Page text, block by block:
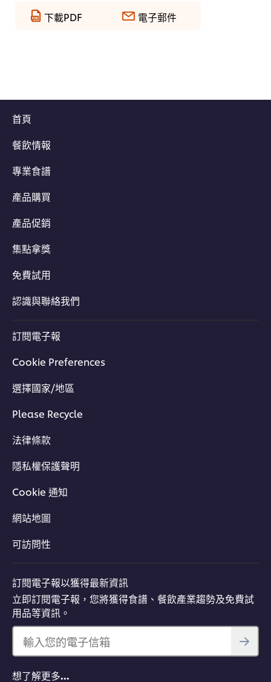
下載PDF 電子郵件
首頁
餐飲情報
專業食譜
產品購買
產品促銷
集點拿獎
免費試用
認識與聯絡我們
訂閱電子報
Cookie Preferences
選擇國家/地區
Please Recycle
法律條款
隱私權保護聲明
Cookie 通知
網站地圖
可訪問性
訂閱電子報以獲得最新資訊
立即訂閱電子報，您將獲得食譜、餐飲產業趨勢及免費試
用品等資訊。
輸入您的電子信箱
想了解更多…